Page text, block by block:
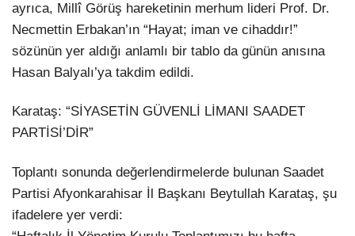
ayrıca, Millî Görüş hareketinin merhum lideri Prof. Dr.
Necmettin Erbakan’ın “Hayat; iman ve cihaddır!”
sözünün yer aldığı anlamlı bir tablo da günün anısına
Hasan Balyalı’ya takdim edildi.
Karataş: “SİYASETİN GÜVENLİ LİMANI SAADET
PARTİSİ’DİR”
Toplantı sonunda değerlendirmelerde bulunan Saadet
Partisi Afyonkarahisar İl Başkanı Beytullah Karataş, şu
ifadelere yer verdi: